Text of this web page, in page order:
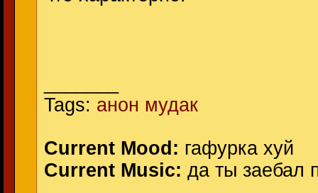
Tags: анон мудак
Current Mood: гафурка хуй
Current Music: да ты заебал